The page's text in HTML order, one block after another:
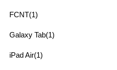
FCNT(1)
Galaxy Tab(1)
iPad Air(1)